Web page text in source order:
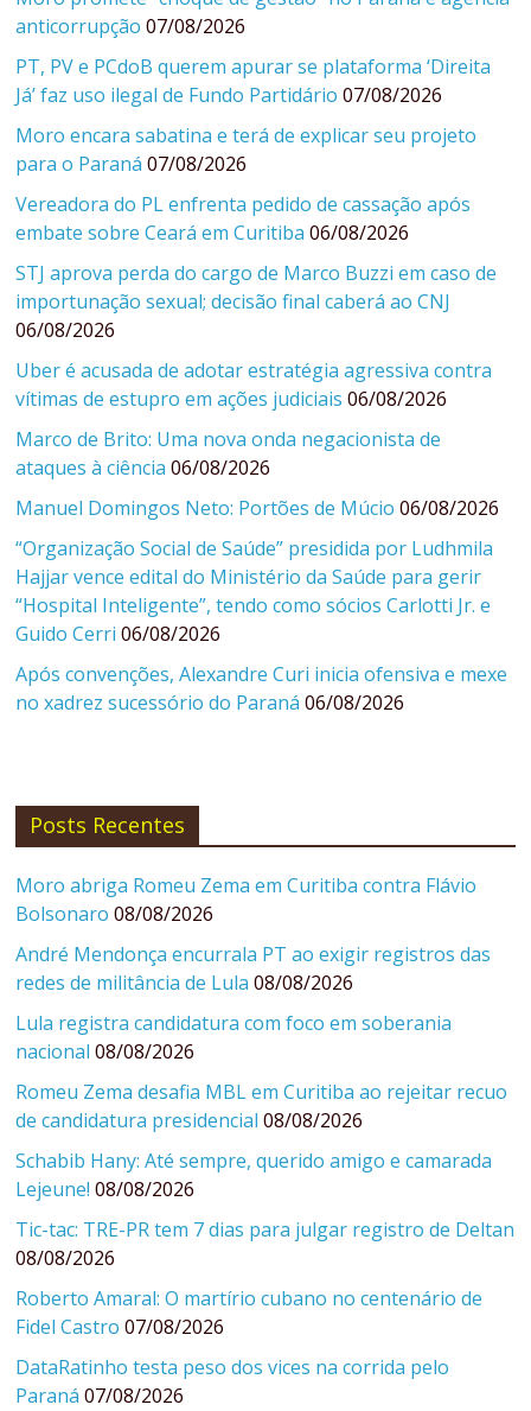
anticorrupção 07/08/2026
PT, PV e PCdoB querem apurar se plataforma ‘Direita
Já’ faz uso ilegal de Fundo Partidário 07/08/2026
Moro encara sabatina e terá de explicar seu projeto
para o Paraná 07/08/2026
Vereadora do PL enfrenta pedido de cassação após
embate sobre Ceará em Curitiba 06/08/2026
STJ aprova perda do cargo de Marco Buzzi em caso de
importunação sexual; decisão final caberá ao CNJ
06/08/2026
Uber é acusada de adotar estratégia agressiva contra
vítimas de estupro em ações judiciais 06/08/2026
Marco de Brito: Uma nova onda negacionista de
ataques à ciência 06/08/2026
Manuel Domingos Neto: Portões de Múcio 06/08/2026
“Organização Social de Saúde” presidida por Ludhmila
Hajjar vence edital do Ministério da Saúde para gerir
“Hospital Inteligente”, tendo como sócios Carlotti Jr. e
Guido Cerri 06/08/2026
Após convenções, Alexandre Curi inicia ofensiva e mexe
no xadrez sucessório do Paraná 06/08/2026
Posts Recentes
Moro abriga Romeu Zema em Curitiba contra Flávio
Bolsonaro 08/08/2026
André Mendonça encurrala PT ao exigir registros das
redes de militância de Lula 08/08/2026
Lula registra candidatura com foco em soberania
nacional 08/08/2026
Romeu Zema desafia MBL em Curitiba ao rejeitar recuo
de candidatura presidencial 08/08/2026
Schabib Hany: Até sempre, querido amigo e camarada
Lejeune! 08/08/2026
Tic-tac: TRE-PR tem 7 dias para julgar registro de Deltan
08/08/2026
Roberto Amaral: O martírio cubano no centenário de
Fidel Castro 07/08/2026
DataRatinho testa peso dos vices na corrida pelo
Paraná 07/08/2026